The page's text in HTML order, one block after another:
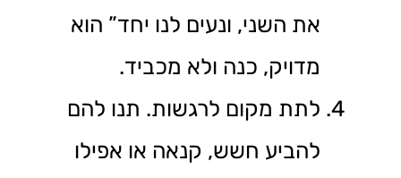
את השני, ונעים לנו יחד” הוא
מדויק, כנה ולא מכביד.
לתת מקום לרגשות. תנו להם
להביע חשש, קנאה או אפילו